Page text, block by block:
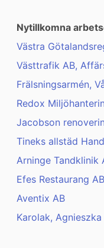
Nytillkomna
Västra
Västtrafik AB,
Frälsningsarmén,
Redox
Jacobson
Tineks allstäd
Arninge Tandklinik
Efes Restaurang AB
Aventix AB
Karolak, Agnieszka